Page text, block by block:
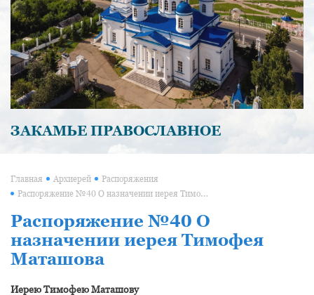
ЗАКАМЬЕ ПРАВОСЛАВНОЕ
Главная Архиерей Распоряжения
Распоряжение №40 О назначении иерея Тимофея Маташова
Распоряжение №40 О
назначении иерея Тимофея
Маташова
Иерею Тимофею Маташову